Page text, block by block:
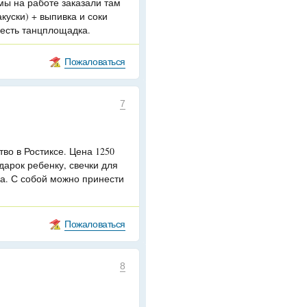
+ выпивка и соки
танцплощадка.
Пожаловаться
7
в Ростиксе. Цена 1250
ребенку, свечки для
С собой можно принести
Пожаловаться
8